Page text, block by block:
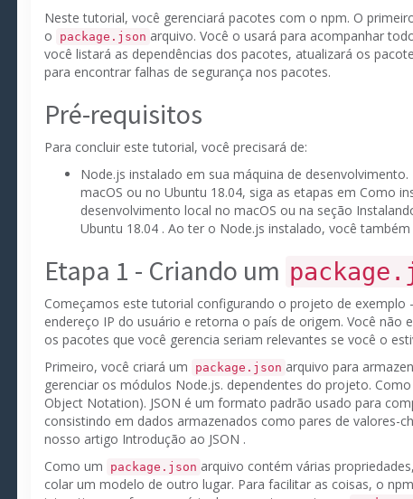
Neste tutorial, você gerenciará pacotes com o npm. O
o
package.json arquivo. Você o usará para acompanhar
você listará as dependências dos pacotes, atualizará os
para encontrar falhas de segurança nos pacotes.
Pré-requisitos
Para concluir este tutorial, você precisará de:
Node.js instalado em sua máquina de desenvolvimento.
macOS ou no Ubuntu 18.04, siga as etapas em Como
desenvolvimento local no macOS ou na seção
Ubuntu 18.04 . Ao ter o Node.js instalado, você
Etapa 1 - Criando um
Começamos este tutorial configurando o projeto de exemplo
endereço IP do usuário e retorna o país de origem. Você não
os pacotes que você gerencia seriam relevantes se você o
Primeiro, você criará um
package.json arquivo para
gerenciar os módulos Node.js. dependentes do projeto.
Object Notation). JSON é um formato padrão usado para
consistindo em dados armazenados como pares de valores-
nosso artigo Introdução ao JSON .
Como um
package.json arquivo contém várias
colar um modelo de outro lugar. Para facilitar as coisas, o